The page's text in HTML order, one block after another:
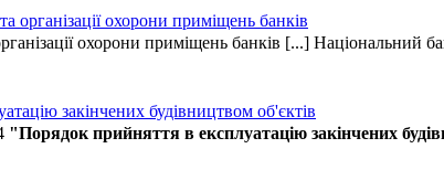
охорони приміщень банків
охорони приміщень банків [...] Національний
закінчених будівництвом об'єктів
"Порядок прийняття в експлуатацію закінчених